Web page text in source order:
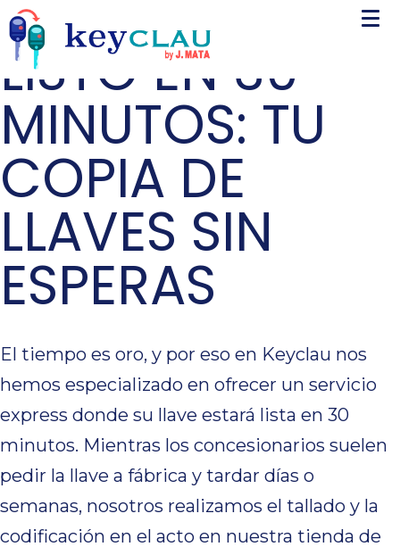
LISTO EN 30
MINUTOS: TU
COPIA DE
LLAVES SIN
ESPERAS
El tiempo es oro, y por eso en Keyclau nos
hemos especializado en ofrecer un servicio
express donde su llave estará lista en 30
minutos. Mientras los concesionarios suelen
pedir la llave a fábrica y tardar días o
semanas, nosotros realizamos el tallado y la
codificación en el acto en nuestra tienda de